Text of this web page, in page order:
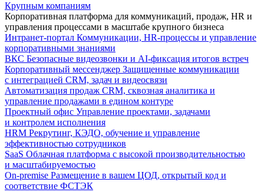
Крупным компаниям
Корпоративная платформа для коммуникаций, продаж, HR и
управления процессами в масштабе крупного бизнеса
Интранет-портал Коммуникации, HR-процессы и управление
корпоративными знаниями
ВКС Безопасные видеозвонки и AI-фиксация итогов встреч
Корпоративный мессенджер Защищенные коммуникации
с интеграцией CRM, задач и видеосвязи
Автоматизация продаж CRM, сквозная аналитика и
управление продажами в едином контуре
Проектный офис Управление проектами, задачами
и контролем исполнения
HRM Рекрутинг, КЭДО, обучение и управление
эффективностью сотрудников
SaaS Облачная платформа с высокой производительностью
и масштабируемостью
On-premise Размещение в вашем ЦОД, открытый код и
соответствие ФСТЭК